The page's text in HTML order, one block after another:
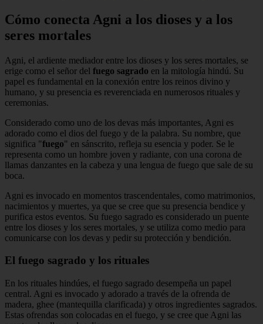
Cómo conecta Agni a los dioses y a los
seres mortales
Agni, el ardiente mediador entre los dioses y los seres mortales, se
erige como el señor del fuego sagrado en la mitología hindú. Su
papel es fundamental en la conexión entre los reinos divino y
humano, y su presencia es reverenciada en numerosos rituales y
ceremonias.
Considerado como uno de los devas más importantes, Agni es
adorado como el dios del fuego y de la palabra. Su nombre, que
significa "fuego" en sánscrito, refleja su esencia y poder. Se le
representa como un hombre joven y radiante, con una corona de
llamas danzantes en la cabeza y una lengua de fuego que sale de su
boca.
Agni es invocado en momentos trascendentales, como matrimonios,
nacimientos y muertes, ya que se cree que su presencia bendice y
purifica estos eventos. Su fuego sagrado es considerado un puente
entre los dioses y los seres mortales, y se utiliza como medio para
comunicarse con los devas y pedir su protección y bendición.
El fuego sagrado y los rituales
En los rituales hindúes, el fuego sagrado desempeña un papel
central. Agni es invocado y adorado a través de la ofrenda de
madera, ghee (mantequilla clarificada) y otros ingredientes sagrados.
Estas ofrendas son colocadas en el fuego, y se cree que Agni las